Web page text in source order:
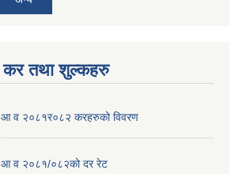
कर तथा शुल्कहरु
आ व २०८१र०८२ करहरुको विवरण
आ व २०८१/०८२को दर रेट